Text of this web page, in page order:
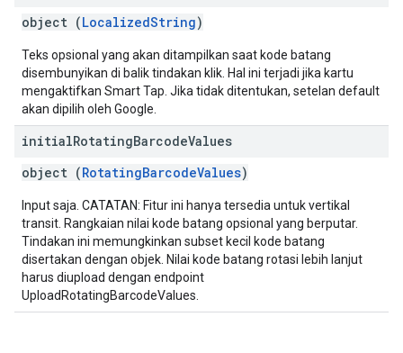
object (LocalizedString)
Teks opsional yang akan ditampilkan saat kode batang
disembunyikan di balik tindakan klik. Hal ini terjadi jika kartu
mengaktifkan Smart Tap. Jika tidak ditentukan, setelan default
akan dipilih oleh Google.
initialRotatingBarcodeValues
object (RotatingBarcodeValues)
Input saja. CATATAN: Fitur ini hanya tersedia untuk vertikal
transit. Rangkaian nilai kode batang opsional yang berputar.
Tindakan ini memungkinkan subset kecil kode batang
disertakan dengan objek. Nilai kode batang rotasi lebih lanjut
harus diupload dengan endpoint
UploadRotatingBarcodeValues.